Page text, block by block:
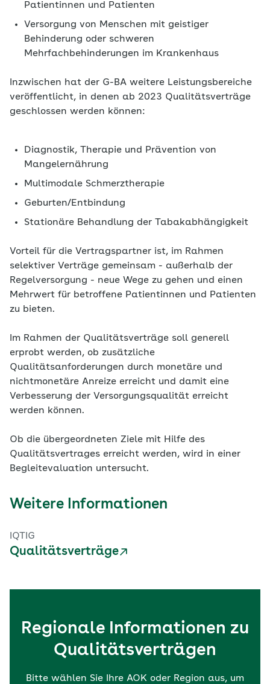
Patientinnen und Patienten
Versorgung von Menschen mit geistiger
Behinderung oder schweren
Mehrfachbehinderungen im Krankenhaus
Inzwischen hat der G-BA weitere Leistungsbereiche
veröffentlicht, in denen ab 2023 Qualitätsverträge
geschlossen werden können:
Diagnostik, Therapie und Prävention von
Mangelernährung
Multimodale Schmerztherapie
Geburten/Entbindung
Stationäre Behandlung der Tabakabhängigkeit
Vorteil für die Vertragspartner ist, im Rahmen
selektiver Verträge gemeinsam - außerhalb der
Regelversorgung - neue Wege zu gehen und einen
Mehrwert für betroffene Patientinnen und Patienten
zu bieten.
Im Rahmen der Qualitätsverträge soll generell
erprobt werden, ob zusätzliche
Qualitätsanforderungen durch monetäre und
nichtmonetäre Anreize erreicht und damit eine
Verbesserung der Versorgungsqualität erreicht
werden können.
Ob die übergeordneten Ziele mit Hilfe des
Qualitätsvertrages erreicht werden, wird in einer
Begleitevaluation untersucht.
Weitere Informationen
IQTIG
Qualitätsverträge
Regionale Informationen zu
Qualitätsverträgen
Bitte wählen Sie Ihre AOK oder Region aus, um